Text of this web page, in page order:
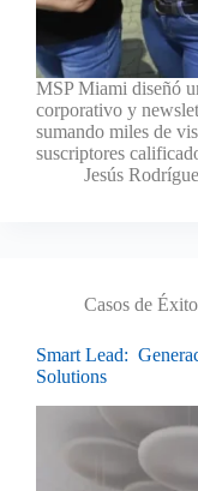
MSP Miami diseñó
corporativo y
sumando miles de
suscriptores
Jesús
Casos de Éxito
Smart Lead:
Solutions